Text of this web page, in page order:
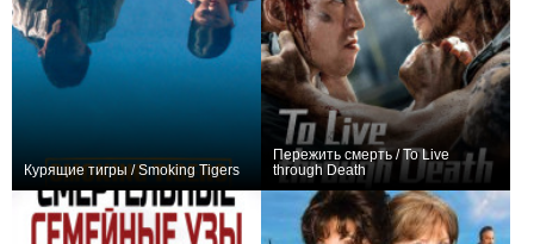
Курящие тигры / Smoking Tigers
Пережить смерть / To Live
through Death